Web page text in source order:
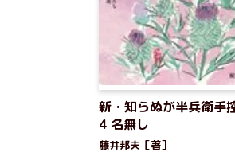
新・知らぬが半兵衛手
4 名無し
藤井邦夫［著］